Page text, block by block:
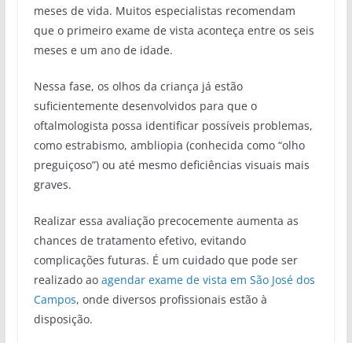
meses de vida. Muitos especialistas recomendam
que o primeiro exame de vista aconteça entre os seis
meses e um ano de idade.
Nessa fase, os olhos da criança já estão
suficientemente desenvolvidos para que o
oftalmologista possa identificar possíveis problemas,
como estrabismo, ambliopia (conhecida como “olho
preguiçoso”) ou até mesmo deficiências visuais mais
graves.
Realizar essa avaliação precocemente aumenta as
chances de tratamento efetivo, evitando
complicações futuras. É um cuidado que pode ser
realizado ao agendar exame de vista em São José dos
Campos, onde diversos profissionais estão à
disposição.